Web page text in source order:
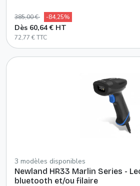
385,00 € -84,25%
Dès 60,64 € HT
72,77 € TTC
3 modèles disponibles
Newland HR33 Marlin Series -
bluetooth et/ou filaire